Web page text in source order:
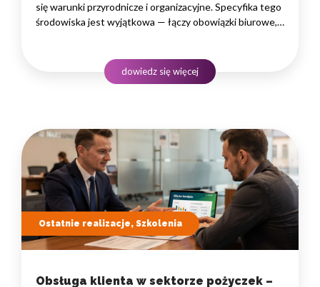
się warunki przyrodnicze i organizacyjne. Specyfika tego
środowiska jest wyjątkowa — łączy obowiązki biurowe,
podejmowania decyzji. W takim środowisku
to nie pojedyncze kompetencje, lecz dobrze…
dowiedz się więcej
Ostatnie realizacje, Szkolenia
Obsługa klienta w sektorze pożyczek –